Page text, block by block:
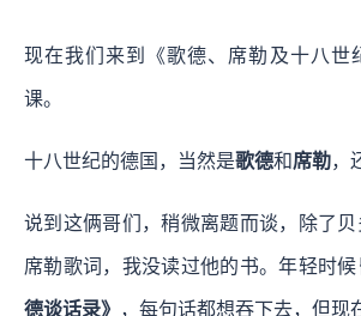
现在我们来到《歌德、席勒及十八世
课。
十八世纪的德国，当然是歌德和席勒，
说到这俩哥们，稍微离题而谈，除了
席勒歌词，我没读过他的书。年轻时
德谈话录》 ，每句话都想吞下去，但现